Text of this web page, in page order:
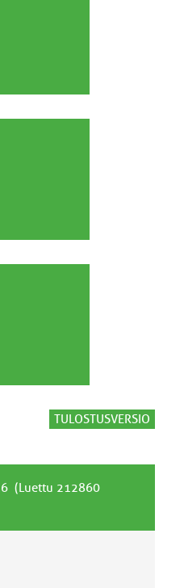
TULOSTUSVERSIO
(Luettu 212860